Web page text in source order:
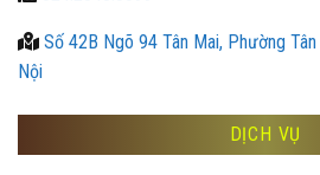
Số 42B Ngõ 94 Tân Mai, Phường
Nội
DỊCH VỤ